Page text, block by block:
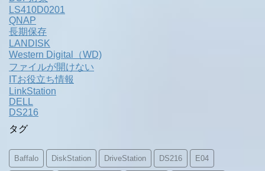
LS410D0201
QNAP
長期保存
LANDISK
Western Digital（WD)
ファイルが開けない
ITお役立ち情報
LinkStation
DELL
DS216
タグ
Baffalo DiskStation DriveStation DS216 E04